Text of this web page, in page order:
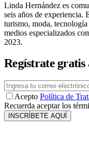
Linda Hernández es
seis años de experiencia.
turismo, moda,
medios especializados
2023.
Regístrate gratis
Acepto Política de
Recuerda aceptar los
INSCRÍBETE AQUÍ